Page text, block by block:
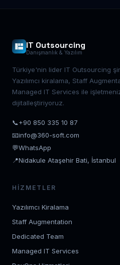
IT Outsourcing
Danışmanlık & Yazılım
Türkiye'nin lider IT Outsourcing
Yazılımcı kiralama, Staff
Managed IT Services ile
dijitalleştiriyoruz.
📞+90 850 335 10 87
📧info@360-soft.com
💬WhatsApp
📍Nidakule Ataşehir Bati, İstanbul
HIZMETLER
Yazılımcı Kiralama
Staff Augmentation
Dedicated Team
Managed IT Services